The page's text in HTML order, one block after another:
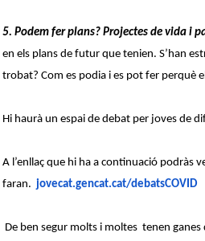
5. Podem fer plans? Projectes de vida i
en els plans de futur que tenien. S’han
trobat? Com es podia i es pot fer perquè
Hi haurà un espai de debat per joves de
A l’enllaç que hi ha a continuació podràs
faran. jovecat.gencat.cat/debatsCOVID
De ben segur molts i moltes tenen